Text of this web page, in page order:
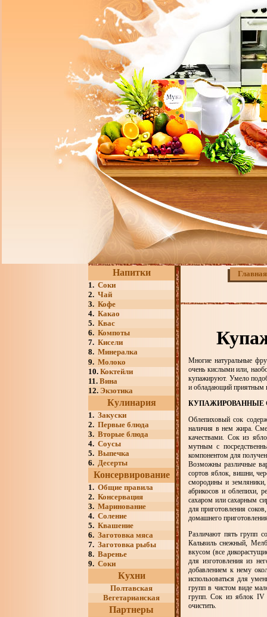
Напитки
1. Соки
2. Чай
3. Кофе
4. Какао
5. Квас
6. Компоты
7. Кисели
8. Минералка
9. Молоко
10. Коктейли
11. Вина
12. Экзотика
Кулинария
1. Закуски
2. Первые блюда
3. Вторые блюда
4. Соусы
5. Выпечка
6. Десерты
Консервирование
1. Общие правила
2. Консервация
3. Маринование
4. Соление
5. Квашение
6. Заготовка мяса
7. Заготовка рыбы
8. Варенье
9. Соки
Кухни
Полтавская
Вегетарианская
Партнеры
Главная
Многие натуральные
очень кислыми или,
купажируют. Умело
и обладающий приятным
КУПАЖИРОВАННЫЕ
Облепиховый сок
наличия в нем жира.
качествами. Сок из
мутным с
компонентом для
Возможны различные
сортов яблок, вишни,
смородины и
абрикосов и облепихи,
сахаром или сахарным
для приготовления
домашнего
Различают пять групп
Кальвиль снежный,
вкусом (все
для изготовления из
добавлением к нему
использоваться для
групп в чистом виде
групп. Сок из яблок IV
очистить.